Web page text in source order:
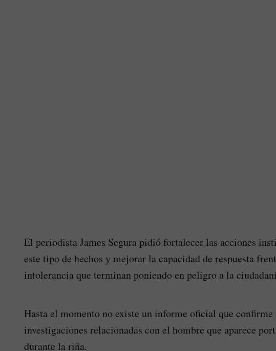
El periodista James Segura pidió fortalecer las acciones
este tipo de hechos y mejorar la capacidad de respuesta
intolerancia que terminan poniendo en peligro a la
Hasta el momento no existe un informe oficial que confirme
investigaciones relacionadas con el hombre que aparece
durante la riña.